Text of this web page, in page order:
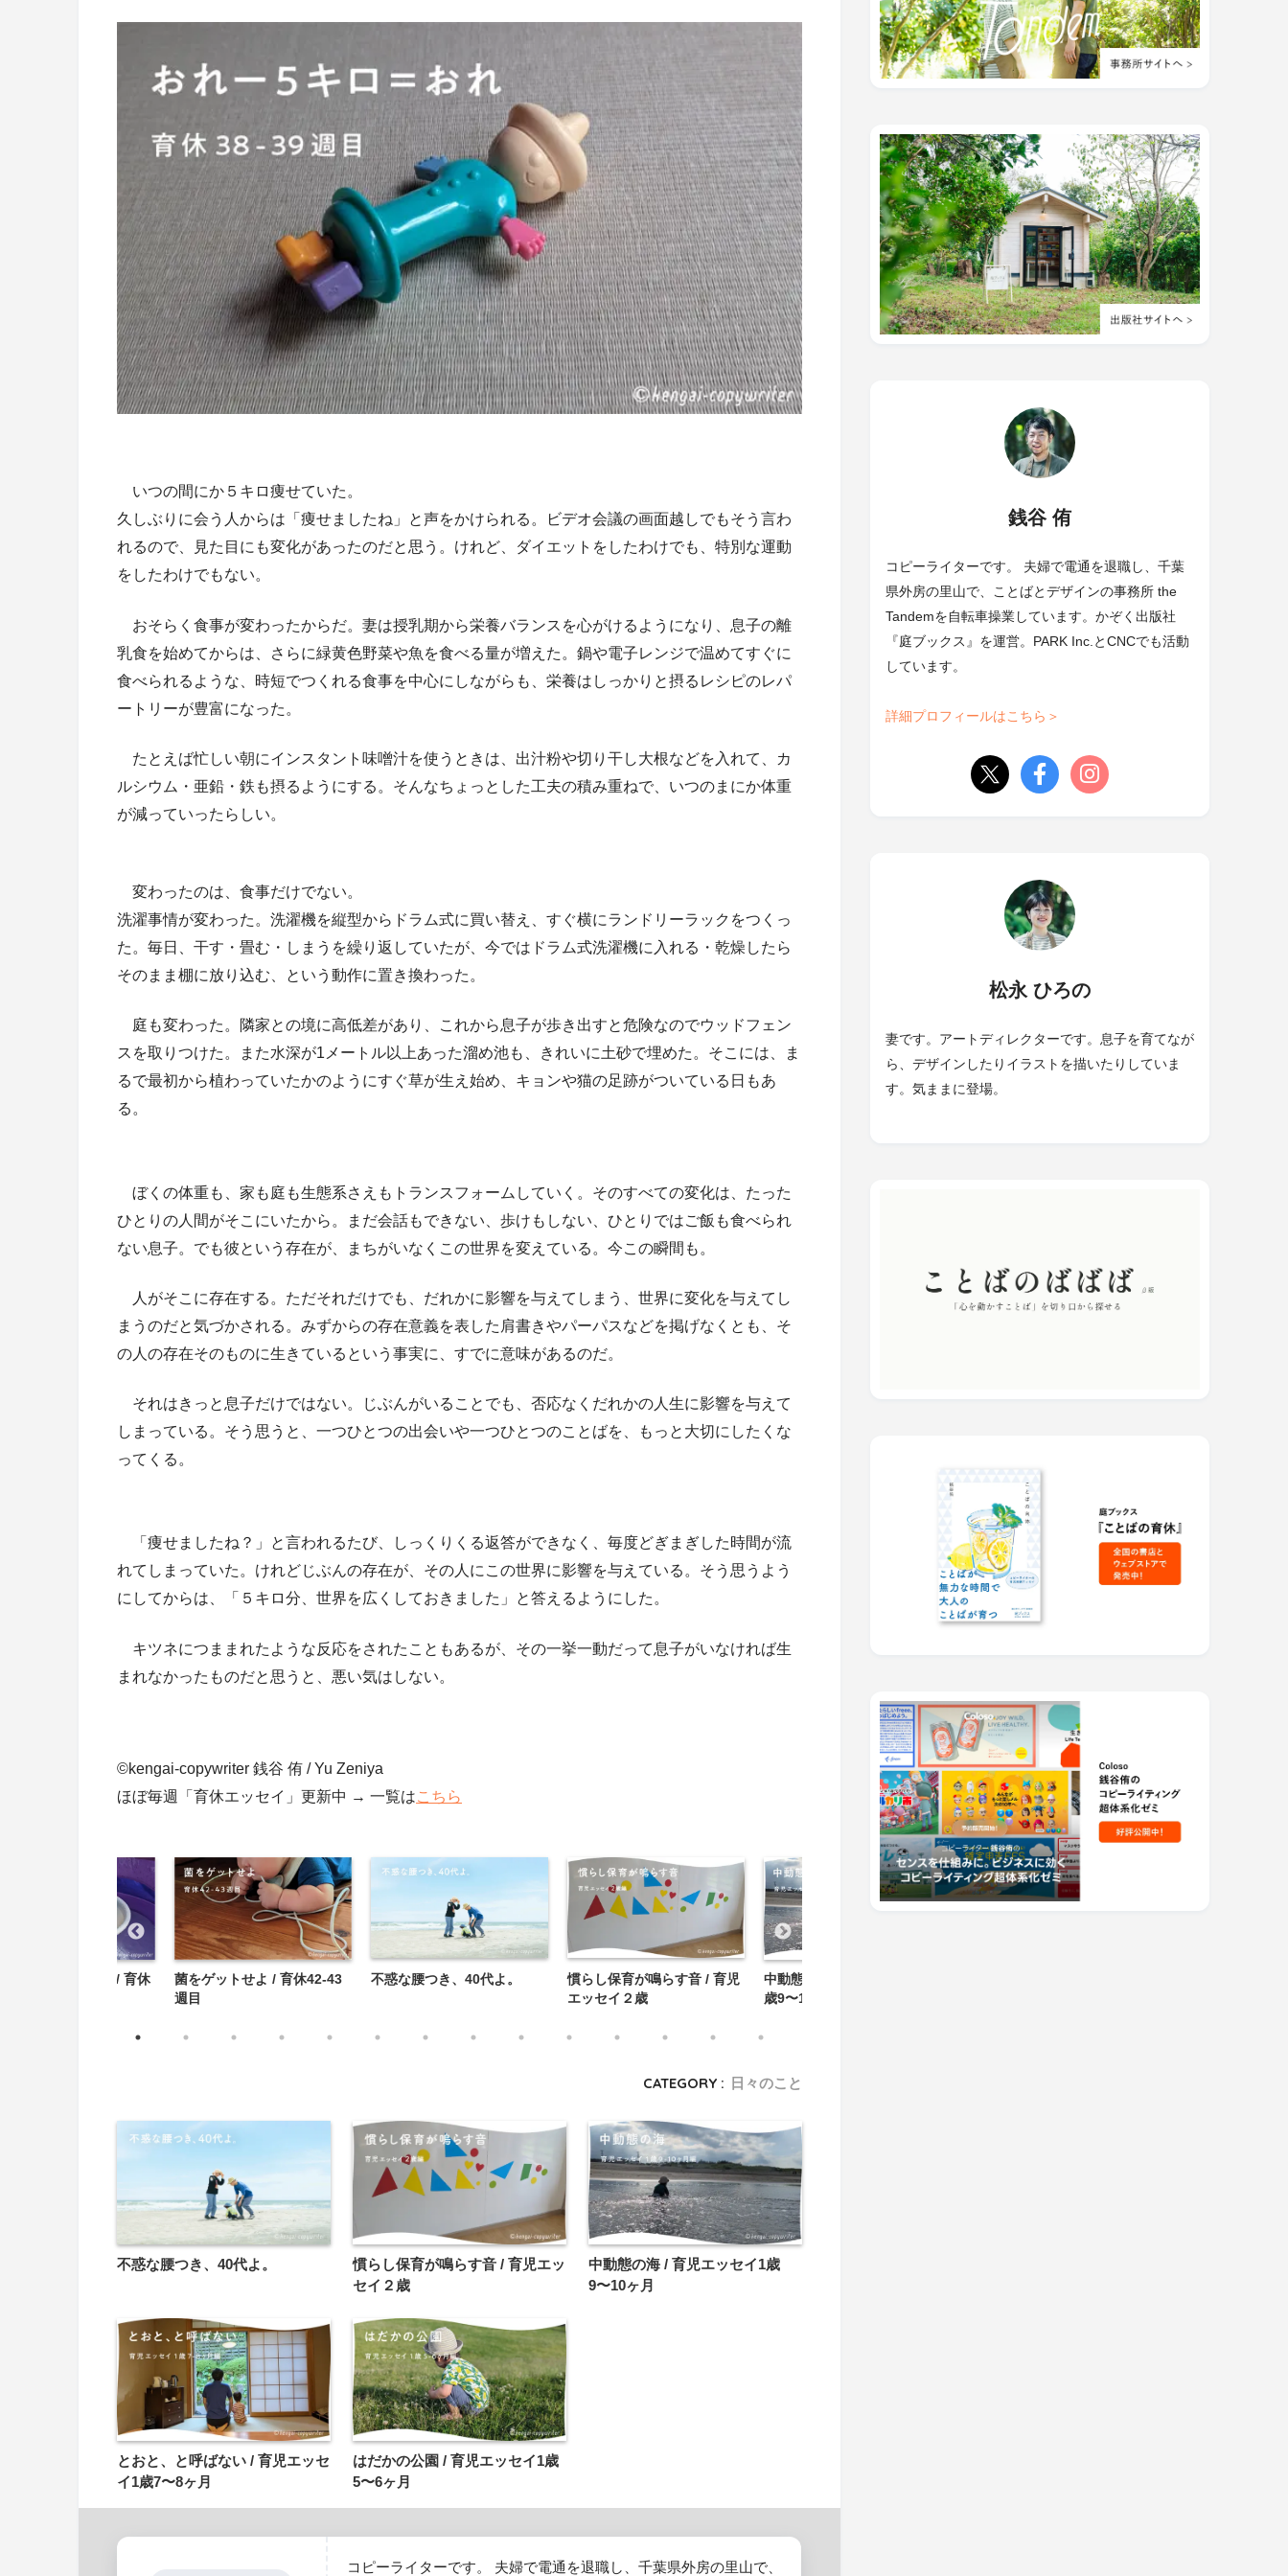
いつの間にか５キロ痩せていた。
久しぶりに会う人からは「痩せましたね」と声をかけられる。ビデオ会議の画面越しでもそう言わ
れるので、見た目にも変化があったのだと思う。けれど、ダイエットをしたわけでも、特別な運動
をしたわけでもない。
おそらく食事が変わったからだ。妻は授乳期から栄養バランスを心がけるようになり、息子の離
乳食を始めてからは、さらに緑黄色野菜や魚を食べる量が増えた。鍋や電子レンジで温めてすぐに
食べられるような、時短でつくれる食事を中心にしながらも、栄養はしっかりと摂るレシピのレパ
ートリーが豊富になった。
たとえば忙しい朝にインスタント味噌汁を使うときは、出汁粉や切り干し大根などを入れて、カ
ルシウム・亜鉛 ・鉄も摂るようにする。そんなちょっとした工夫の積み重ねで、いつのまにか体重
が減っていったらしい。
変わったのは、食事だけでない。
洗濯事情が変わった。洗濯機を縦型からドラム式に買い替え、すぐ横にランドリーラックをつくっ
た。毎日、干す・畳む ・しまうを繰り返していたが、今ではドラム式洗濯機に入れる・乾燥したら
そのまま棚に放り込む、という動作に置き換わった。
庭も変わった。隣家との境に高低差があり、これから息子が歩き出すと危険なのでウッドフェン
スを取りつけた。また水深が1メートル以上あった溜め池も、きれいに土砂で埋めた。そこには、ま
るで最初から植わっていたかのようにすぐ草が生え始め、キョンや猫の足跡がついている日もあ
る。
ぼくの体重も、家も庭も生態系さえもトランスフォームしていく。そのすべての変化は、たった
ひとりの人間がそこにいたから。まだ会話もできない、歩けもしない、ひとりではご飯も食べられ
ない息子。でも彼という存在が、まちがいなくこの世界を変えている。今この瞬間も。
人がそこに存在する。ただそれだけでも、だれかに影響を与えてしまう、世界に変化を与えてし
まうのだと気づかされる。みずからの存在意義を表した肩書きやパーパスなどを掲げなくとも、そ
の人の存在そのものに生きているという事実に、すでに意味があるのだ。
それはきっと息子だけではない。じぶんがいることでも、否応なくだれかの人生に影響を与えて
しまっている。そう思うと、一つひとつの出会いや一つひとつのことばを、もっと大切にしたくな
ってくる。
「痩せましたね？」と言われるたび、しっくりくる返答ができなく、毎度どぎまぎした時間が流
れてしまっていた。けれどじぶんの存在が、その人にこの世界に影響を与えている。そう思うよう
にしてからは、「５キロ分、世界を広くしておきました」と答えるようにした。
キツネにつままれたような反応をされたこともあるが、その一挙一動だって息子がいなければ生
まれなかったものだと思うと、悪い気はしない。
©︎kengai-copywriter 銭谷 侑 / Yu Zeniya
ほぼ毎週「育休エッセイ」更新中 → 一覧はこちら
もは人生の制約か / 育休
菌をゲットせよ / 育休42-43
週目
不惑な腰つき、40代よ。
慣らし保育が鳴らす音 / 育児
エッセイ２歳
中動態の海 / 育児エッセイ1
歳9〜10ヶ月
CATEGORY : 日々のこと
不惑な腰つき、40代よ。
慣らし保育が鳴らす音 / 育児エッ
セイ２歳
中動態の海 / 育児エッセイ1歳
9〜10ヶ月
とおと、と呼ばない / 育児エッセ
イ1歳7〜8ヶ月
はだかの公園 / 育児エッセイ1歳
5〜6ヶ月
コピーライターです。 夫婦で電通を退職し、千葉県外房の里山で、
銭谷 侑
コピーライターです。 夫婦で電通を退職し、千葉
県外房の里山で、ことばとデザインの事務所 the
Tandemを自転車操業しています。かぞく出版社
『庭ブックス』を運営。PARK Inc.とCNCでも活動
しています。
詳細プロフィールはこちら＞
松永 ひろの
妻です。アートディレクターです。息子を育てなが
ら、デザインしたりイラストを描いたりしていま
す。気ままに登場。